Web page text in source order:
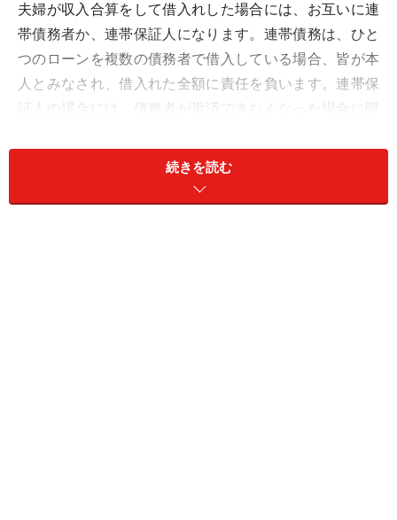
夫婦が収入合算をして借入れした場合には、お互いに連
帯債務者か、連帯保証人になります。連帯債務は、ひと
つのローンを複数の債務者で借入している場合、皆が本
人とみなされ、借入れた全額に責任を負います。連帯保
証人の場合には、債務者が返済できなくなった場合に限
いずれの場合でも、最終的には返済の義務が発生すると
いう点では同じですが、夫婦ともに住宅ローン控除を受
続きを読む